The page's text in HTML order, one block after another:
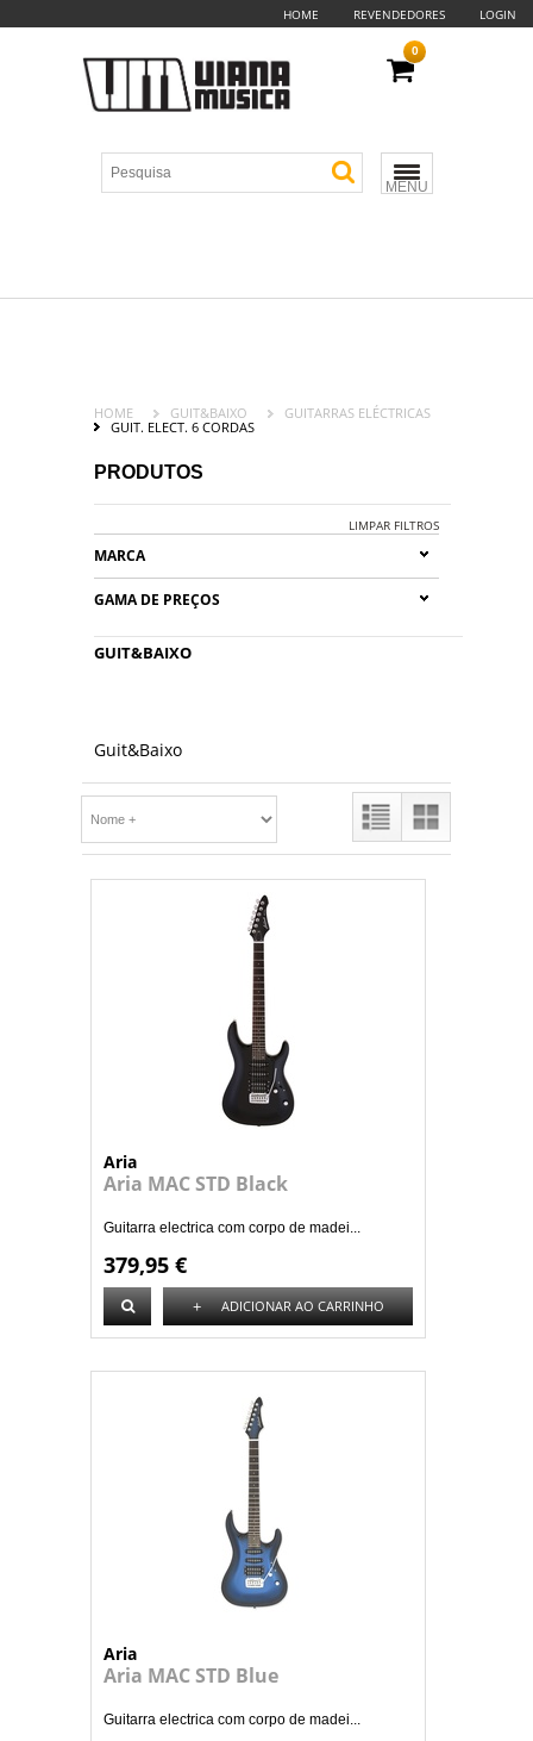
HOME REVENDEDORES LOGIN
MENU
0
HOME GUIT&BAIXO
GUITARRAS ELÉCTRICAS
GUIT. ELECT. 6 CORDAS
PRODUTOS
LIMPAR FILTROS
MARCA
GAMA DE PREÇOS
GUIT&BAIXO
Guit&Baixo
Aria
Aria MAC STD Black
Guitarra electrica com corpo de madei...
379,95 €
+ ADICIONAR AO CARRINHO
Aria
Aria MAC STD Blue
Guitarra electrica com corpo de madei...